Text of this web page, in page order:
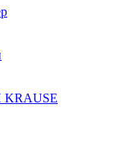
KRAUSE